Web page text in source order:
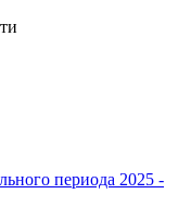
периода 2025 -